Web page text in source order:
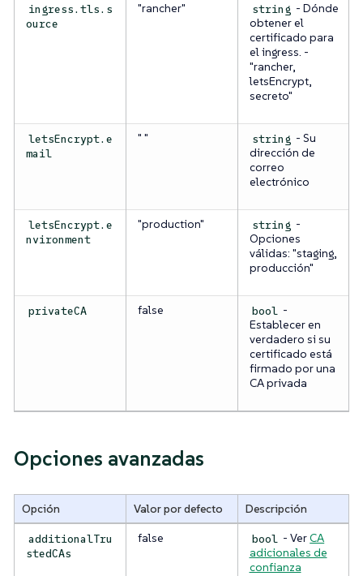
ingress.tls.s
ource
"rancher" string - Dónde
obtener el
certificado para
el ingress. -
"rancher,
letsEncrypt,
secreto"
letsEncrypt.e
mail
" " string - Su
dirección de
correo
electrónico
letsEncrypt.e
nvironment
"production" string -
Opciones
válidas: "staging,
producción"
privateCA false bool -
Establecer en
verdadero si su
certificado está
firmado por una
CA privada
Opciones avanzadas
Opción Valor por defecto Descripción
additionalTru
stedCAs
false bool - VerCA
adicionales de
confianza